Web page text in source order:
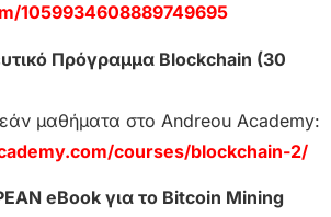
1059934608889749695
Πρόγραμμα Blockchain (30
μαθήματα στο Andreou Academy:
courses/blockchain-2/
eBook για το Bitcoin Mining